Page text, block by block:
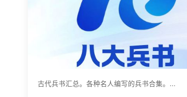
古代兵书汇总。各种名人编写的兵书合集。...